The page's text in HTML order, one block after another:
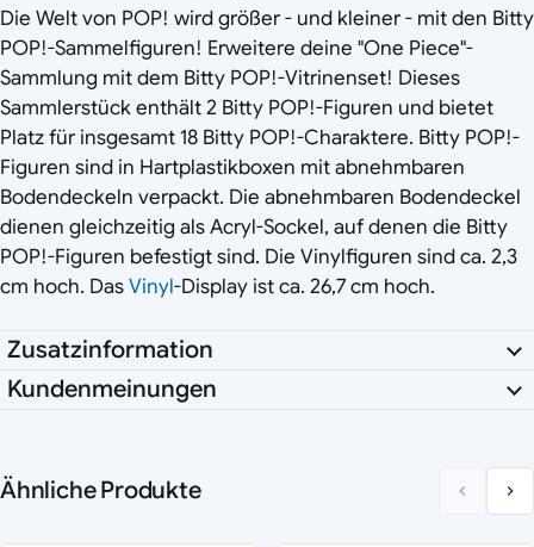
Die Welt von POP! wird größer - und kleiner - mit den Bitty
POP!-Sammelfiguren! Erweitere deine "One Piece"-
Sammlung mit dem Bitty POP!-Vitrinenset! Dieses
Sammlerstück enthält 2 Bitty POP!-Figuren und bietet
Platz für insgesamt 18 Bitty POP!-Charaktere. Bitty POP!-
Figuren sind in Hartplastikboxen mit abnehmbaren
Bodendeckeln verpackt. Die abnehmbaren Bodendeckel
dienen gleichzeitig als Acryl-Sockel, auf denen die Bitty
POP!-Figuren befestigt sind. Die Vinylfiguren sind ca. 2,3
cm hoch. DasVinyl-Display ist ca. 26,7 cm hoch.
Zusatzinformation
Kundenmeinungen
Ähnliche Produkte